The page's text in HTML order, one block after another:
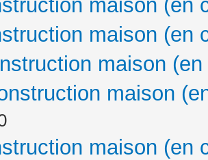
maison (en
maison (en
maison
maison
maison (en